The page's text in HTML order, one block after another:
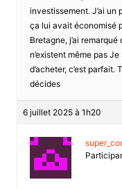
investissement. J’ai un
ça lui avait économisé
Bretagne, j’ai
n’existent même pas
d’acheter, c’est
décides
6 juillet 2025 à 1h20